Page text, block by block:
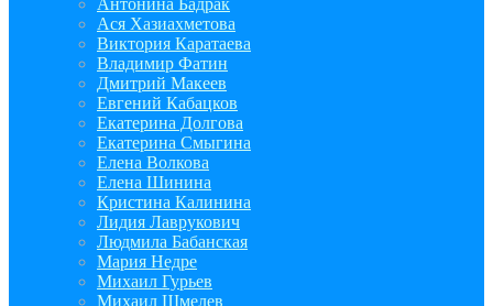
Антонина Бадрак
Ася Хазиахметова
Виктория Каратаева
Владимир Фатин
Дмитрий Макеев
Евгений Кабацков
Екатерина Долгова
Екатерина Смыгина
Елена Волкова
Елена Шинина
Кристина Калинина
Лидия Лаврукович
Людмила Бабанская
Мария Недре
Михаил Гурьев
Михаил Шмелев